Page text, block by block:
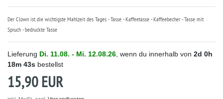
Der Clown ist die wichtigste Mahlzeit des Tages - Tasse - Kaffeetasse - Kaffeebecher - Tasse mit
Spruch - bedruckte Tasse
Lieferung Di. 11.08. - Mi. 12.08.26 , wenn du innerhalb von 2d 0h
18m 43s bestellst
15,90 EUR